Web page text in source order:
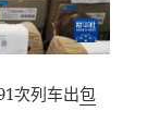
次列车出包